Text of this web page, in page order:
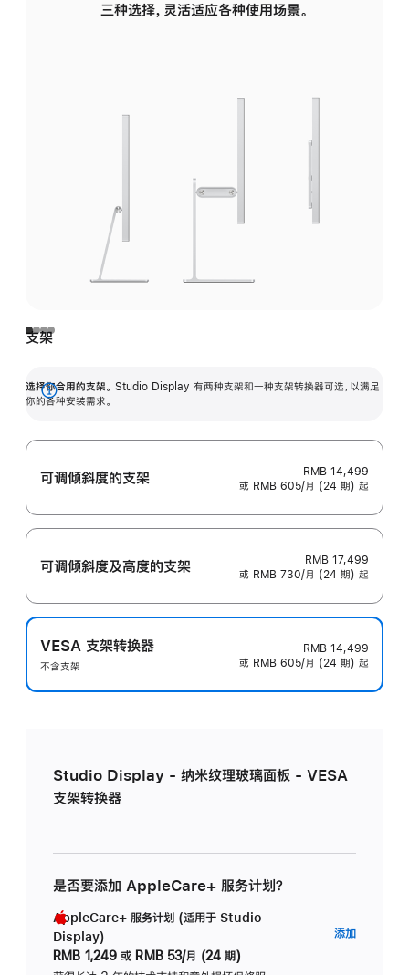
三种选择，灵活适应各种使用场景。
支架
选择你合用的支架。 Studio Display 有两种支架和一种支架转换器可选，以满足
你的各种安装需求。
展
可调倾斜度的支架
RMB 14,499
或 RMB 605/月 (24 期) 起
可调倾斜度及高‍度的支‍架
RMB 17,499
或 RMB 730/月 (24 期) 起
VESA 支架转换器
不含支架
RMB 14,499
或 RMB 605/月 (24 期) 起
Studio Display - 纳米纹理玻璃面板 - VESA
支架转换器
是否要添加 AppleCare+ 服务计划？
AppleCare+ 服务计划 (适用于 Studio
Display)
RMB 1,249 或 RMB 53/月 (24 期)
添加